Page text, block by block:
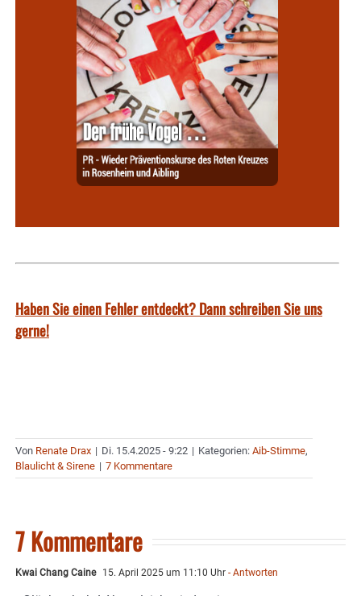
Haben Sie einen Fehler entdeckt? Dann schreiben Sie uns
gerne!
Von Renate Drax | Di. 15.4.2025 - 9:22 | Kategorien: Aib-Stimme,
Blaulicht & Sirene | 7 Kommentare
7 Kommentare
Kwai Chang Caine 15. April 2025 um 11:10 Uhr - Antworten